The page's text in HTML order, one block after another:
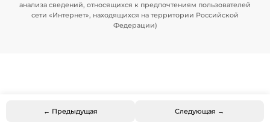
← Предыдущая Следующая →
анализа сведений, относящихся к предпочтениям пользователей
сети «Интернет», находящихся на территории Российской
Федерации)